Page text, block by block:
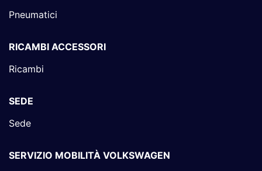
Pneumatici
RICAMBI ACCESSORI
Ricambi
SEDE
Sede
SERVIZIO MOBILITÀ VOLKSWAGEN